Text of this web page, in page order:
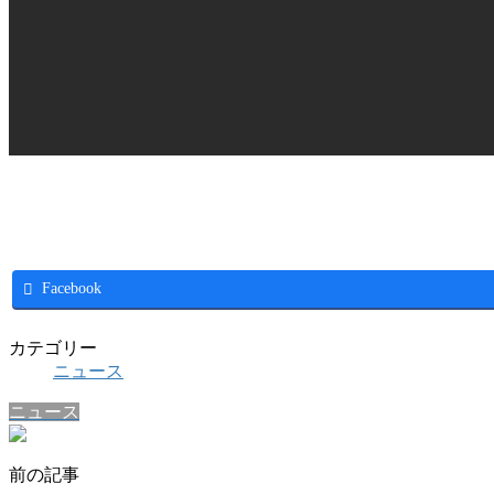
Facebook
カテゴリー
ニュース
ニュース
前の記事